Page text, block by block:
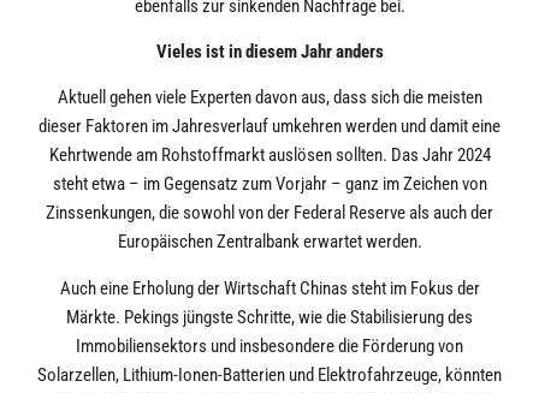
ebenfalls zur sinkenden Nachfrage bei.
Vieles ist in diesem Jahr anders
Aktuell gehen viele Experten davon aus, dass sich die meisten
dieser Faktoren im Jahresverlauf umkehren werden und damit eine
Kehrtwende am Rohstoffmarkt auslösen sollten. Das Jahr 2024
steht etwa – im Gegensatz zum Vorjahr – ganz im Zeichen von
Zinssenkungen, die sowohl von der Federal Reserve als auch der
Europäischen Zentralbank erwartet werden.
Auch eine Erholung der Wirtschaft Chinas steht im Fokus der
Märkte. Pekings jüngste Schritte, wie die Stabilisierung des
Immobiliensektors und insbesondere die Förderung von
Solarzellen, Lithium-Ionen-Batterien und Elektrofahrzeuge, könnten